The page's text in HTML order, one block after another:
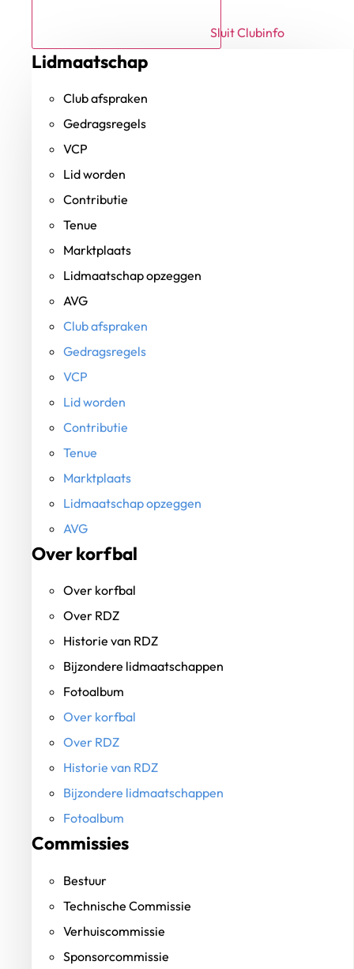
Sluit Clubinfo
Lidmaatschap
Club afspraken
Gedragsregels
VCP
Lid worden
Contributie
Tenue
Marktplaats
Lidmaatschap opzeggen
AVG
Club afspraken
Gedragsregels
VCP
Lid worden
Contributie
Tenue
Marktplaats
Lidmaatschap opzeggen
AVG
Over korfbal
Over korfbal
Over RDZ
Historie van RDZ
Bijzondere lidmaatschappen
Fotoalbum
Over korfbal
Over RDZ
Historie van RDZ
Bijzondere lidmaatschappen
Fotoalbum
Commissies
Bestuur
Technische Commissie
Verhuiscommissie
Sponsorcommissie